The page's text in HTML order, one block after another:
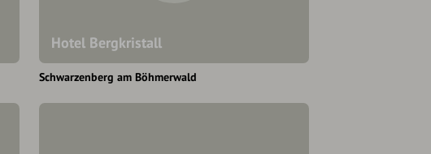
Hotel Bergkristall
Schwarzenberg am Böhmerwald